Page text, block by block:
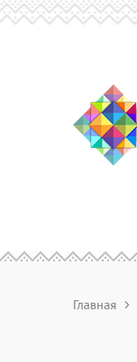
Главная